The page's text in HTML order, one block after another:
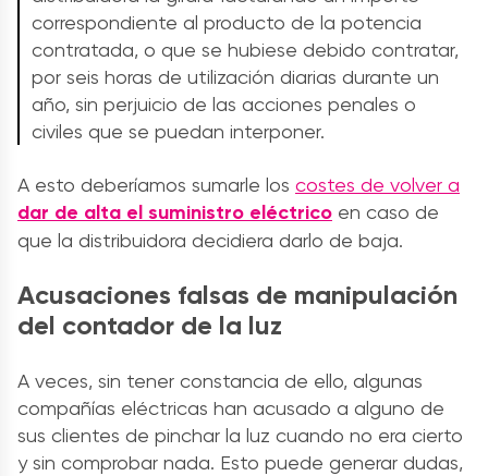
correspondiente al producto de la potencia
contratada, o que se hubiese debido contratar,
por seis horas de utilización diarias durante un
año, sin perjuicio de las acciones penales o
civiles que se puedan interponer.
A esto deberíamos sumarle los costes de volver a
dar de alta el suministro eléctrico en caso de
que la distribuidora decidiera darlo de baja.
Acusaciones falsas de manipulación
del contador de la luz
A veces, sin tener constancia de ello, algunas
compañías eléctricas han acusado a alguno de
sus clientes de pinchar la luz cuando no era cierto
y sin comprobar nada. Esto puede generar dudas,